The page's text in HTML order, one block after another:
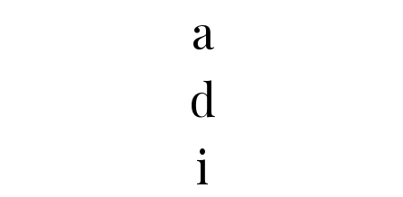
a
d
i